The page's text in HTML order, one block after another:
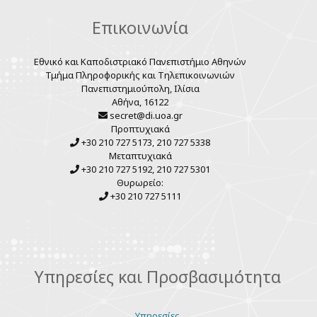
Επικοινωνία
Εθνικό και Καποδιστριακό Πανεπιστήμιο Αθηνών
Τμήμα Πληροφορικής και Τηλεπικοινωνιών
Πανεπιστημιούπολη, Ιλίσια
Αθήνα, 16122
secret@di.uoa.gr
Προπτυχιακά
+30 210 727 5173, 210 727 5338
Μεταπτυχιακά
+30 210 727 5192, 210 727 5301
Θυρωρείο:
+30 210 727 5111
Υπηρεσίες και Προσβασιμότητα